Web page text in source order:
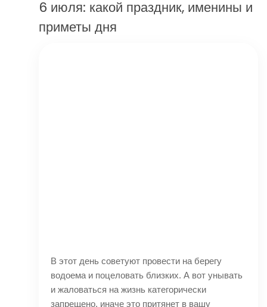
6 июля: какой праздник, именины и
приметы дня
В этот день советуют провести на берегу
водоема и поцеловать близких. А вот унывать
и жаловаться на жизнь категорически
запрещено, иначе это притянет в вашу